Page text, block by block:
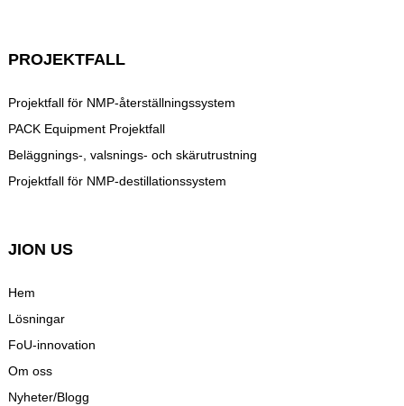
PROJEKTFALL
Projektfall för NMP-återställningssystem
PACK Equipment Projektfall
Beläggnings-, valsnings- och skärutrustning
Projektfall för NMP-destillationssystem
JION US
Hem
Lösningar
FoU-innovation
Om oss
Nyheter/Blogg